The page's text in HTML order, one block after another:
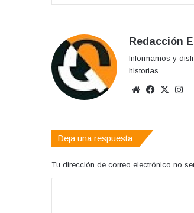
Redacción
Informamos y
historias.
Sitio
Facebook
X
Deja una respuesta
Tu dirección de correo electrónico no